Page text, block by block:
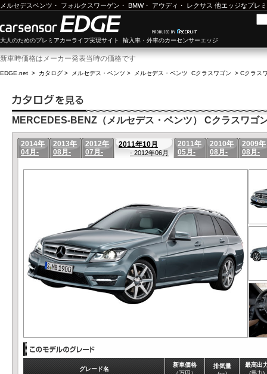
メルセデスベンツ ・ フォルクスワーゲン ・ BMW・ アウディ ・ レクサス 他エッジなプレ
大人のためのプレミアカーライフ実現サイト 輸入車・外車のカーセンサーエッジ
新車時価格はメーカー発表当時の価格です
EDGE.net > カタログ > メルセデス・ベンツ > メルセデス・ベンツ Cクラスワゴン > Cクラス
MERCEDES-BENZ（メルセデス・ベンツ） Cクラスワゴ
2014年
04月-
2013年
08月-
2012年
07月-
2011年10月
- 2012年06月
2011年
05月-
2010年
08月-
2009年
08月-
グレード名
新車価格
排気量
最高出